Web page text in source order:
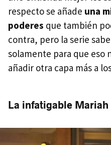
respecto se añade una
poderes que también
contra, pero la serie
solamente para que eso
añadir otra capa más a
La infatigable Mariah